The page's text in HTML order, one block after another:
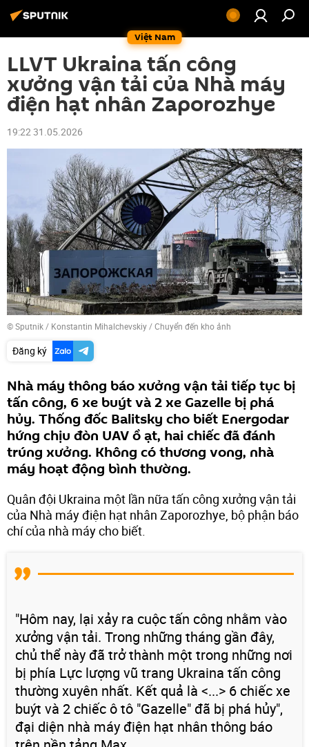
Việt Nam
LLVT Ukraina tấn công
xưởng vận tải của Nhà máy
điện hạt nhân Zaporozhye
19:22 31.05.2026
© Sputnik / Konstantin Mihalchevskiy/Chuyển đến kho ảnh
Đăng ký
Nhà máy thông báo xưởng vận tải tiếp tục bị
tấn công, 6 xe buýt và 2 xe Gazelle bị phá
hủy. Thống đốc Balitsky cho biết Energodar
hứng chịu đòn UAV ồ ạt, hai chiếc đã đánh
trúng xưởng. Không có thương vong, nhà
máy hoạt động bình thường.
Quân đội Ukraina một lần nữa tấn công xưởng vận tải
của Nhà máy điện hạt nhân Zaporozhye, bộ phận báo
chí của nhà máy cho biết.
"Hôm nay, lại xảy ra cuộc tấn công nhằm vào
xưởng vận tải. Trong những tháng gần đây,
chủ thể này đã trở thành một trong những nơi
bị phía Lực lượng vũ trang Ukraina tấn công
thường xuyên nhất. Kết quả là <...> 6 chiếc xe
buýt và 2 chiếc ô tô "Gazelle" đã bị phá hủy",
đại diện nhà máy điện hạt nhân thông báo